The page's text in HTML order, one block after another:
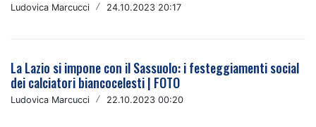
Ludovica Marcucci / 24.10.2023 20:17
La Lazio si impone con il Sassuolo: i festeggiamenti social
dei calciatori biancocelesti | FOTO
Ludovica Marcucci / 22.10.2023 00:20